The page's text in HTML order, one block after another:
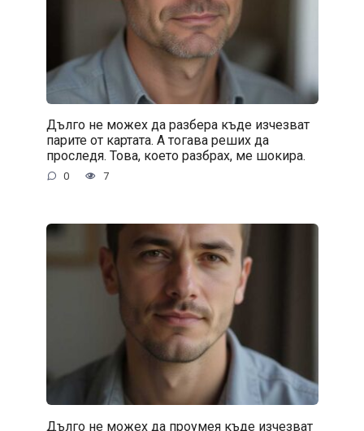
Дълго не можех да разбера къде изчезват
парите от картата. А тогава реших да
проследя. Това, което разбрах, ме шокира.
0 7
Дълго не можех да проумея къде изчезват